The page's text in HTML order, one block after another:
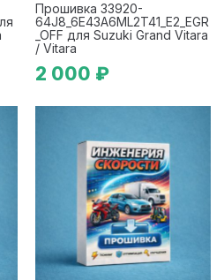
Прошивка 33920-
64J8_6E43A6ML2T41_E2_EGR
_OFF для Suzuki Grand Vitara
/ Vitara
2 000 ₽